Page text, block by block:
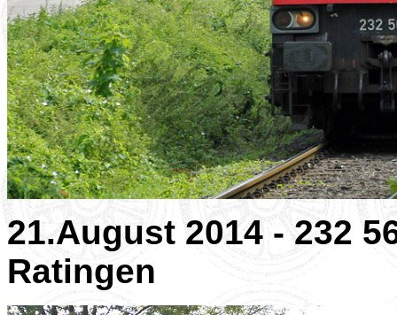
21.August 2014 - 232
Ratingen